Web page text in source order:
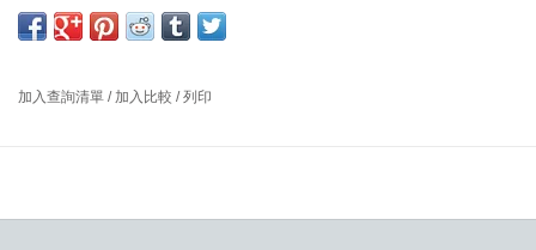
*如遇缺貨，請加入查詢訂單
加入查詢清單 / 加入比較 /列印